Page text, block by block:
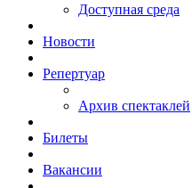
Доступная среда
Новости
Репертуар
Архив спектаклей
Билеты
Вакансии